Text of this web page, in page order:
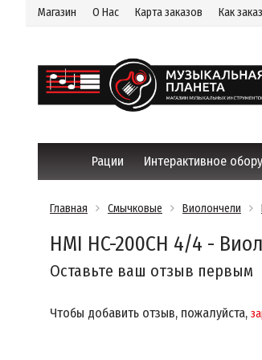
Магазин О Нас Карта заказов Как
Рации Интерактивное
Главная Смычковые Виолончели
HMI HC-200CH 4/4 -
Оставьте ваш отзыв первым
Чтобы добавить отзыв, пожалуйста,